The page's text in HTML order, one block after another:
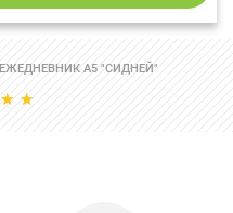
ЕЖЕДНЕВНИК А5 "СИДНЕЙ"